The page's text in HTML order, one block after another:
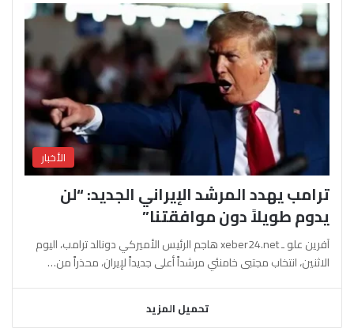
الأخبار
ترامب يهدد المرشد الإيراني الجديد: “لن
يدوم طويلاً دون موافقتنا”
آفرين علو ـ xeber24.net هاجم الرئيس الأميركي دونالد ترامب، اليوم
الاثنين، انتخاب مجتبى خامنئي مرشداً أعلى جديداً لإيران، محذراً من…
تحميل المزيد